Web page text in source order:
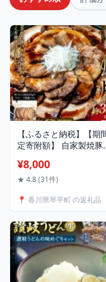
【ふるさと納税】【期
定寄附額】 自家製焼豚
のたれ 自宅用 ギフト用
舗 西山食肉店 焼き豚 焼
き豚丼 チャーシュー ラ
おかず おつまみ ご当
ルメ 食品 四国 F5J-
¥8,000
★ 4.8 (31件)
📍 香川県琴平町 の返礼品